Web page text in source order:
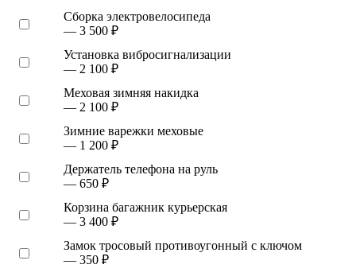
Сборка электровелосипеда
— 3 500 ₽
Установка вибросигнализации
— 2 100 ₽
Меховая зимняя накидка
— 2 100 ₽
Зимние варежки меховые
— 1 200 ₽
Держатель телефона на руль
— 650 ₽
Корзина багажник курьерская
— 3 400 ₽
Замок тросовый противоугонный с ключом
— 350 ₽